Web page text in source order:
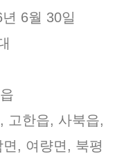
6월 30일
고한읍, 사북읍,
, 여량면, 북평